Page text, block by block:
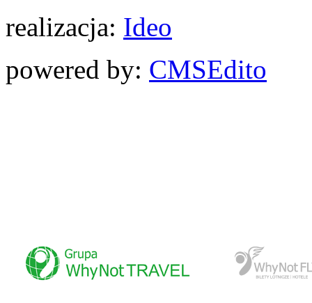
realizacja: Ideo
powered by: CMSEdito